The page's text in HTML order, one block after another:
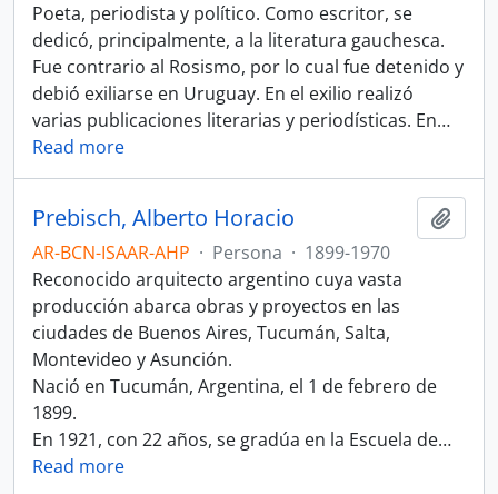
Poeta, periodista y político. Como escritor, se
dedicó, principalmente, a la literatura gauchesca.
Fue contrario al Rosismo, por lo cual fue detenido y
debió exiliarse en Uruguay. En el exilio realizó
varias publicaciones literarias y periodísticas. En…
Read more
Prebisch, Alberto Horacio
AR-BCN-ISAAR-AHP · Persona · 1899-1970
Reconocido arquitecto argentino cuya vasta
producción abarca obras y proyectos en las
ciudades de Buenos Aires, Tucumán, Salta,
Montevideo y Asunción.
Nació en Tucumán, Argentina, el 1 de febrero de
1899.
En 1921, con 22 años, se gradúa en la Escuela de…
Read more